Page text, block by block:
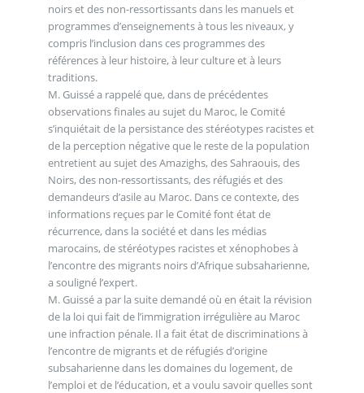
noirs et des non-ressortissants dans les manuels et
programmes d’enseignements à tous les niveaux, y
compris l’inclusion dans ces programmes des
références à leur histoire, à leur culture et à leurs
traditions.
M. Guissé a rappelé que, dans de précédentes
observations finales au sujet du Maroc, le Comité
s’inquiétait de la persistance des stéréotypes racistes et
de la perception négative que le reste de la population
entretient au sujet des Amazighs, des Sahraouis, des
Noirs, des non-ressortissants, des réfugiés et des
demandeurs d’asile au Maroc. Dans ce contexte, des
informations reçues par le Comité font état de
récurrence, dans la société et dans les médias
marocains, de stéréotypes racistes et xénophobes à
l’encontre des migrants noirs d’Afrique subsaharienne,
a souligné l’expert.
M. Guissé a par la suite demandé où en était la révision
de la loi qui fait de l’immigration irrégulière au Maroc
une infraction pénale. Il a fait état de discriminations à
l’encontre de migrants et de réfugiés d’origine
subsaharienne dans les domaines du logement, de
l’emploi et de l’éducation, et a voulu savoir quelles sont